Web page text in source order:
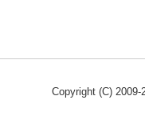
Copyright (C)